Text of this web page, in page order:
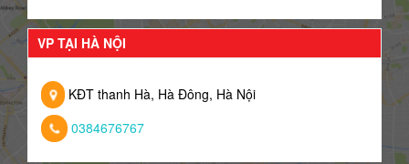
VP TẠI HÀ NỘI
KĐT thanh Hà, Hà Đông, Hà Nội
0384676767